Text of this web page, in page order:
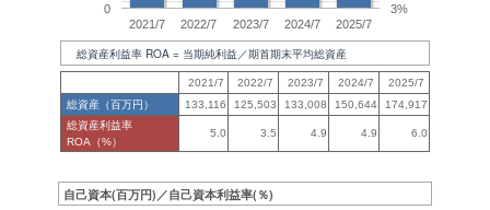
2021/7 2022/7 2023/7 2024/7 2025/7
0 3%
総資産利益率 ROA = 当期純利益／期首期末平均総資産
2021/7 2022/7 2023/7 2024/7
2025/7
総資産（百万円）
133,116 125,503 133,008 150,644
174,917
総資産利益率
ROA（%）
5.0 3.5 4.9 4.9 6.0
自己資本(百万円)／自己資本利益率(％)